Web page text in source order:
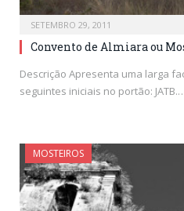
SETEMBRO 29, 2011
Convento de Almiara ou
Descrição Apresenta uma larga
seguintes iniciais no portão:
MOSTEIROS